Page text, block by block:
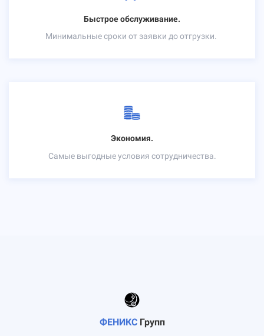
Быстрое обслуживание.
Минимальные сроки от заявки до отгрузки.
Экономия.
Самые выгодные условия сотрудничества.
ФЕНИКС Групп